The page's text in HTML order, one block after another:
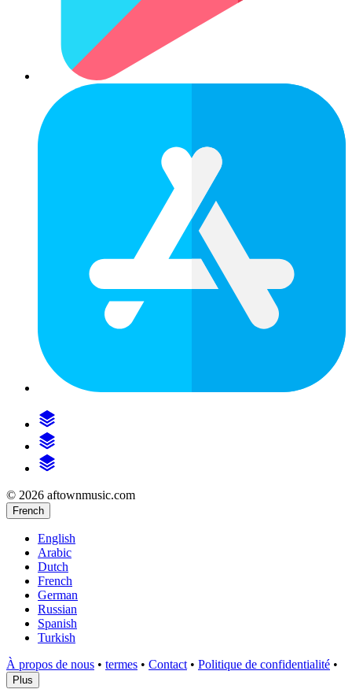
© 2026 aftownmusic.com
French
English
Arabic
Dutch
French
German
Russian
Spanish
Turkish
À propos de nous • termes • Contact • Politique de confidentialité •
Plus